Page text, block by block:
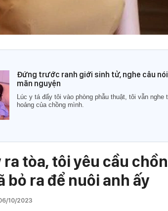
Đứng trước ranh giới sinh tử, nghe câu
mãn nguyện
Lúc y tá đẩy tôi vào phòng phẫu thuật, tôi vẫn
hoảng của chồng mình.
tòa, tôi yêu cầu
bỏ ra để nuôi anh ấy
10/2023